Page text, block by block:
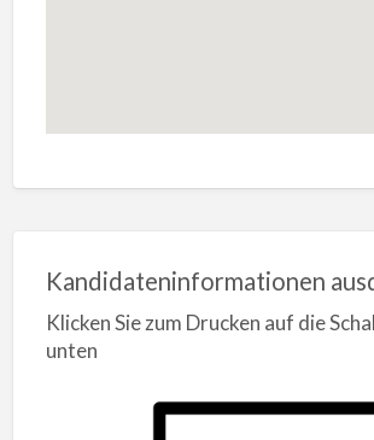
Kandidateninformationen
Klicken Sie zum Drucken auf die
unten